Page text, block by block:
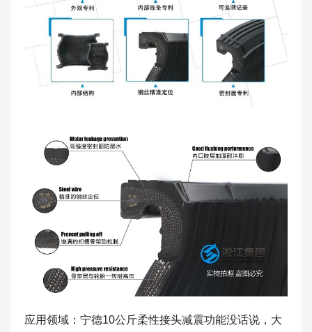
应用领域：宁德10公斤柔性接头减震功能没话说，大